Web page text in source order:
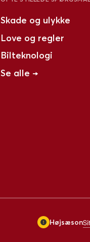
Skade og ulykke
Love og regler
Bilteknologi
Se alle →
Højsæson